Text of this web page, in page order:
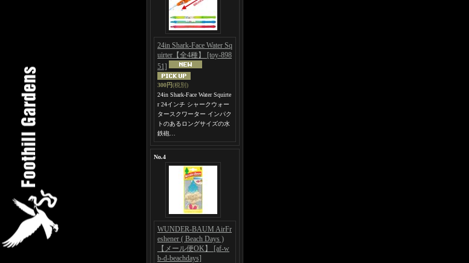
24in Shark-Face Water Sq
uirter【全4種】 [toy-898
51]
300円(税別)
24in Shark-Face Water Squirte
r 24インチ シャークウォー
タースクワーター インパク
トのあるロングサイズの水
鉄砲…
No.4
WUNDER-BAUM AirFr
eshener ( Beach Days )
【メール便OK】 [af-w
b-d-beachdays]